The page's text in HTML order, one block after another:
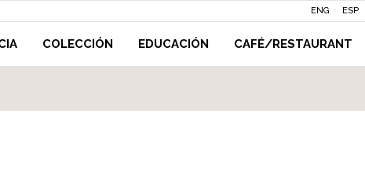
ENG ESP
COLECCIÓN EDUCACIÓN CAFÉ/RESTAURANT